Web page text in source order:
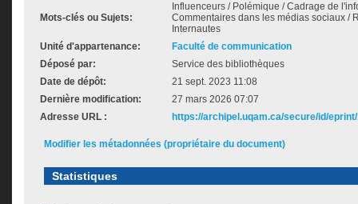
Mots-clés ou Sujets:
Influenceurs / Polémique / Cadrage de
Commentaires dans les médias sociaux /
Internautes
Unité d'appartenance:
Faculté de communication
Déposé par:
Service des bibliothèques
Date de dépôt:
21 sept. 2023 11:08
Dernière modification:
27 mars 2026 07:07
Adresse URL :
https://archipel.uqam.ca/secure/id/
Modifier les métadonnées (propriétaire du document)
Statistiques